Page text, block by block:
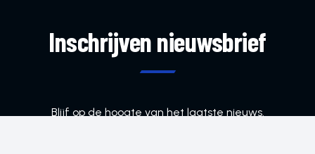
Inschrijven nieuwsbrief
Blijf op de hoogte van het laatste nieuws.